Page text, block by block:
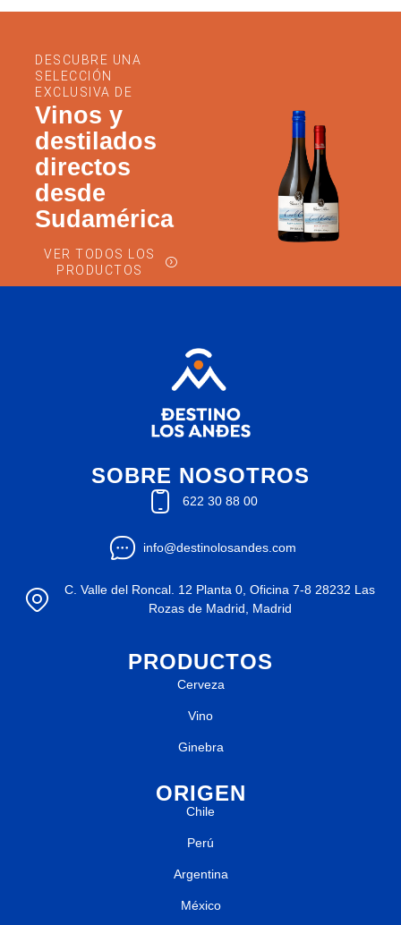
DESCUBRE UNA
SELECCIÓN
EXCLUSIVA DE
Vinos y
destilados
directos
desde
Sudamérica
VER TODOS LOS
PRODUCTOS
SOBRE NOSOTROS
622 30 88 00
info@destinolosandes.com
C. Valle del Roncal. 12 Planta 0, Oficina 7-8 28232 Las
Rozas de Madrid, Madrid
PRODUCTOS
Cerveza
Vino
Ginebra
ORIGEN
Chile
Perú
Argentina
México